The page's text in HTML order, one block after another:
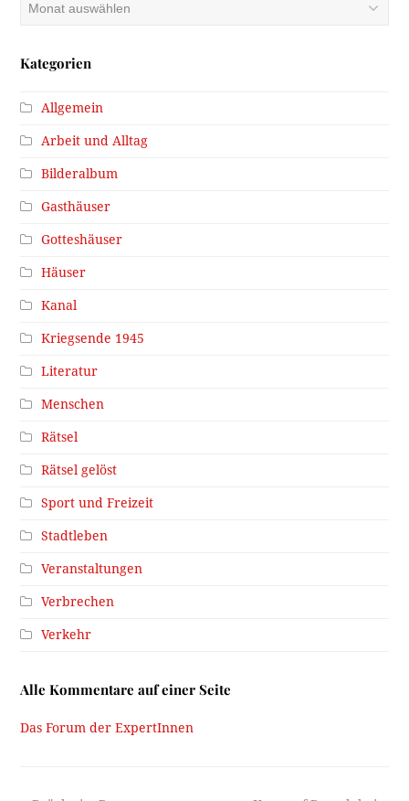
Kategorien
Allgemein
Arbeit und Alltag
Bilderalbum
Gasthäuser
Gotteshäuser
Häuser
Kanal
Kriegsende 1945
Literatur
Menschen
Rätsel
Rätsel gelöst
Sport und Freizeit
Stadtleben
Veranstaltungen
Verbrechen
Verkehr
Alle Kommentare auf einer Seite
Das Forum der ExpertInnen